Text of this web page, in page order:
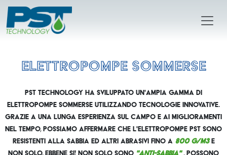
Elettropompe Sommerse
Pst Technology ha sviluppato un'ampia gamma di
elettropompe sommerse utilizzando tecnologie innovative.
Grazie a una lunga esperienza sul campo e ai miglioramenti
nel tempo, possiamo affermare che l'elettropompe Pst sono
resistenti alla sabbia ed altri abrasivi fino a 800 g/m3e